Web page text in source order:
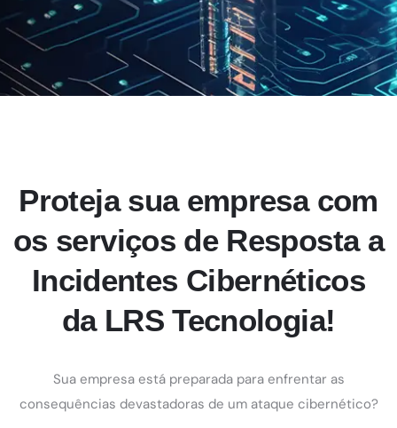
Proteja sua empresa com
os serviços de Resposta a
Incidentes Cibernéticos
da LRS Tecnologia!
Sua empresa está preparada para enfrentar as
consequências devastadoras de um ataque cibernético?